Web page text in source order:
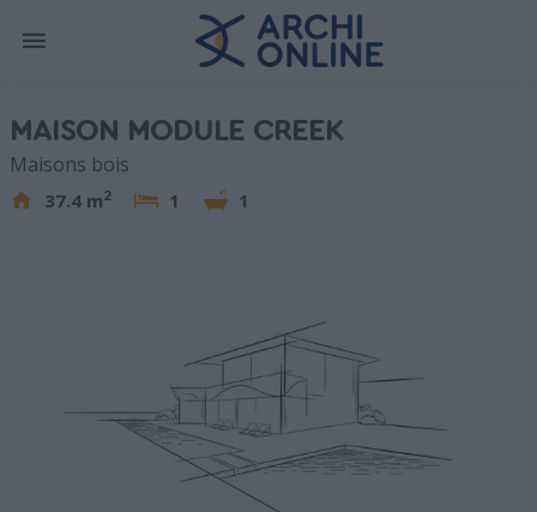
MAISON MODULE CREEK
Maisons bois
37.4 m2 1 1